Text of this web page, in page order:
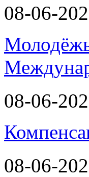
08-06-
08-06-
08-06-